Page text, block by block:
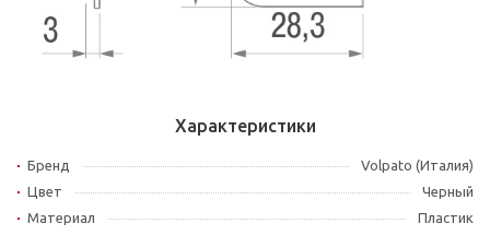
Характеристики
Бренд
Volpato (Италия)
Цвет
Черный
Материал
Пластик